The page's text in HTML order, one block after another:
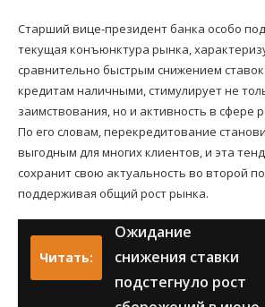
Старший вице-президент банка особо
текущая конъюнктура рынка,
сравнительно быстрым снижением
кредитам наличными, стимулирует не
заимствования, но и активность в сфере
По его словам, перекредитование
выгодным для многих клиентов, и эта
сохранит свою актуальность во второй
поддерживая общий рост рынка.
Читать:
Ожидание
снижения ставки
подстегнуло рост